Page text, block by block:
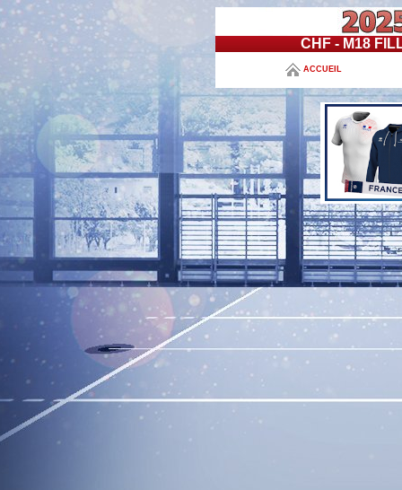
CHF - M18
ACCUEIL